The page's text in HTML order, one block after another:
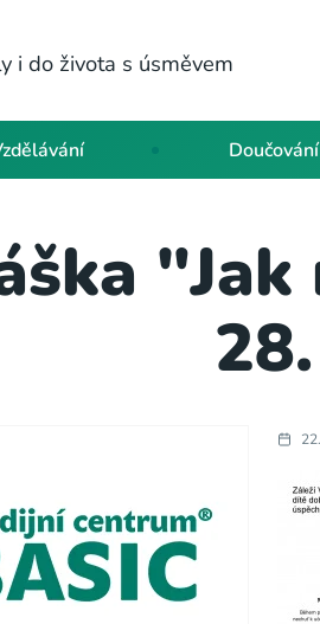
i do života s úsměvem
Doučování